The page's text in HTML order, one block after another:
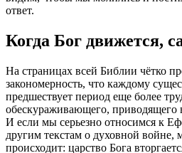
ответ.
Когда Бог движется,
На страницах всей Библии чётко
закономерность, что каждому
предшествует период еще более
обескураживающего, приводящего
И если мы серьезно относимся к
другим текстам о духовной
происходит: царство Бога